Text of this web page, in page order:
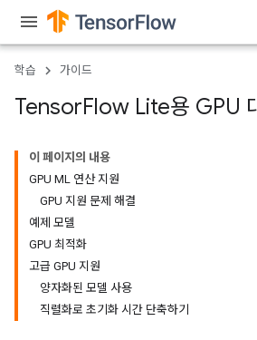
학습 가이드
TensorFlow Lite용 GPU
이 페이지의 내용
GPU ML 연산 지원
GPU 지원 문제 해결
예제 모델
GPU 최적화
고급 GPU 지원
양자화된 모델 사용
직렬화로 초기화 시간 단축하기